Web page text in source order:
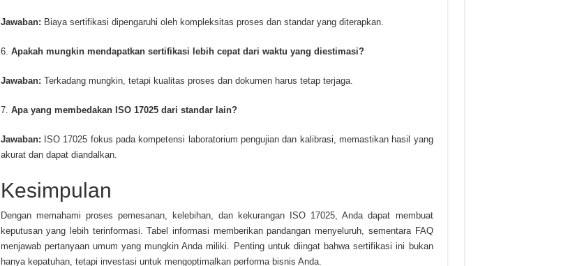
Jawaban: Biaya sertifikasi dipengaruhi oleh kompleksitas proses dan standar yang diterapkan.
Apakah mungkin mendapatkan sertifikasi lebih cepat dari waktu yang diestimasi?
Jawaban: Terkadang mungkin, tetapi kualitas proses dan dokumen harus tetap terjaga.
Apa yang membedakan ISO 17025 dari standar lain?
Jawaban: ISO 17025 fokus pada kompetensi laboratorium pengujian dan kalibrasi, memastikan hasil yang
akurat dan dapat diandalkan.
Kesimpulan
Dengan memahami proses pemesanan, kelebihan, dan kekurangan ISO 17025, Anda dapat membuat
keputusan yang lebih terinformasi. Tabel informasi memberikan pandangan menyeluruh, sementara FAQ
menjawab pertanyaan umum yang mungkin Anda miliki. Penting untuk diingat bahwa sertifikasi ini bukan
hanya kepatuhan, tetapi investasi untuk mengoptimalkan performa bisnis Anda.